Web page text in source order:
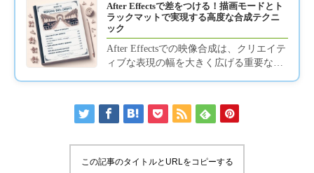
After Effectsで差をつける！描画モードとト
ラックマットで実現する高度な合成テクニ
ック
After Effectsでの映像合成は、クリエイテ
ィブな表現の幅を大きく広げる重要なス
この記事のタイトルとURLをコピーする